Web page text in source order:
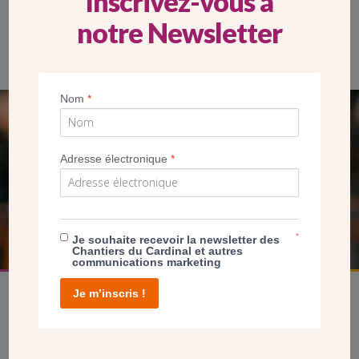
L’église Sainte-Germaine à Cachan (94) est l’œuvre de l’architecte
Julien Barbier au début des années 1930. (Crédit CDC)
SEUL VOTRE DON
NOUS PERMET D’AGIR
FAIRE UN DON
notre Newsletter
Nom*
Adresse électronique*
Je souhaite recevoir la newsletter des
Chantiers du Cardinal et autres
communications marketing
*
Je m’inscris !